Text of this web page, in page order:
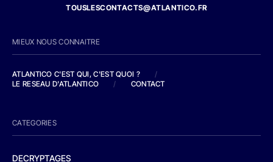
TOUSLESCONTACTS@ATLANTICO.FR
MIEUX NOUS CONNAITRE
ATLANTICO C'EST QUI, C'EST QUOI ?
/
LE RESEAU D'ATLANTICO
/ CONTACT
CATEGORIES
DECRYPTAGES